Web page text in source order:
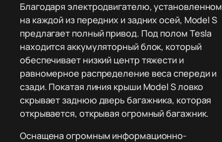
Благодаря электродвигателю,
на каждой из передних и задних осей, Model S
предлагает полный привод. Под полом Tesla
находится аккумуляторный блок, который
обеспечивает низкий центр тяжести и
равномерное распределение веса спереди и
сзади. Покатая линия крыши Model S ловко
скрывает заднюю дверь багажника, которая
открывается, открывая огромный багажник.
Оснащена огромным информационно-